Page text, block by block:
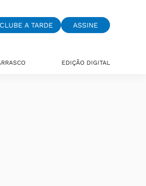
CLUBE A TARDE ASSINE
EDIÇÃO DIGITAL